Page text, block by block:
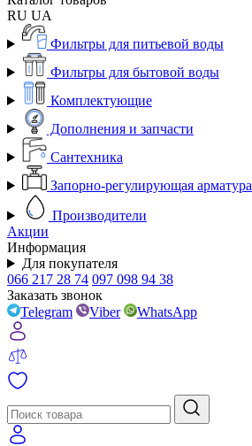
RU UA
Фильтры для питьевой воды
Фильтры для бытовой воды
Комплектующие
Дополнения и запчасти
Сантехника
Запорно-регулирующая арматура
Производители
Акции
Информация
Для покупателя
066 217 28 74 097 098 94 38
Заказать звонок
Telegram
Viber WhatsApp